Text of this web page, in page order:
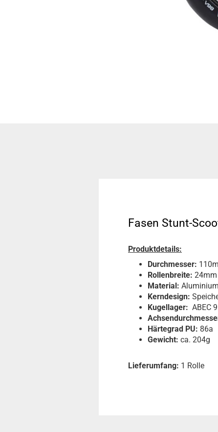
Fasen Stunt-
Produktdetails:
Durchmesser:
Rollenbreite: 24mm
Material:
Kerndesign:
Kugellager: ABEC
Härtegrad PU: 86a
Gewicht: ca. 204g
Lieferumfang: 1 Rolle